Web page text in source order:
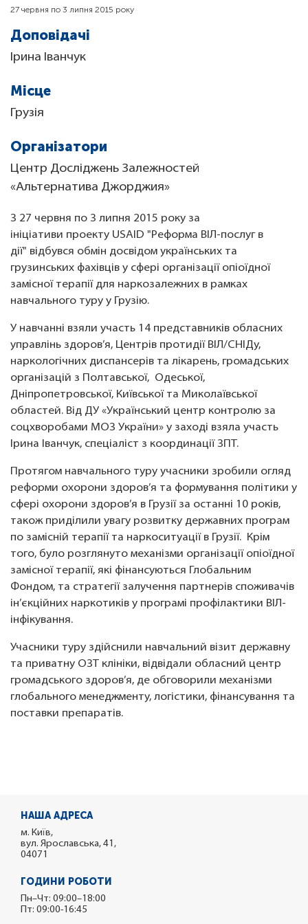
27 червня по 3 липня 2015 року
Доповідачі
Ірина Іванчук
Місце
Грузія
Організатори
Центр Досліджень Залежностей
«Альтернатива Джорджия»
З 27 червня по 3 липня 2015 року за
ініціативи проекту USAID "Реформа ВІЛ-послуг в
дії" відбувся обмін досвідом українських та
грузинських фахівців у сфері організації опіоїдної
замісної терапії для наркозалежних в рамках
навчального туру у Грузію.
У навчанні взяли участь 14 представників обласних
управлінь здоров’я, Центрів протидії ВІЛ/СНІДу,
наркологічних диспансерів та лікарень, громадських
організацій з Полтавської, Одеської,
Дніпропетровської, Київської та Миколаївської
областей. Від ДУ «Український центр контролю за
соцхворобами МОЗ України» у заході взяла участь
Ірина Іванчук, спеціаліст з координації ЗПТ.
Протягом навчального туру учасники зробили огляд
реформи охорони здоров’я та формування політики у
сфері охорони здоров’я в Грузії за останні 10 років,
також приділили увагу розвитку державних програм
по замісній терапії та наркоситуації в Грузії. Крім
того, було розглянуто механізми організації опіоїдної
замісної терапії, які фінансуються Глобальним
Фондом, та стратегії залучення партнерів споживачів
ін’єкційних наркотиків у програмі профілактики ВІЛ-
інфікування.
Учасники туру здійснили навчальний візит державну
та приватну ОЗТ клініки, відвідали обласний центр
громадського здоров’я, де обговорили механізми
глобального менеджменту, логістики, фінансування та
поставки препаратів.
НАША АДРЕСА
м. Київ,
вул. Ярославська, 41,
04071
ГОДИНИ РОБОТИ
Пн–Чт: 09:00–18:00
Пт: 09:00-16:45